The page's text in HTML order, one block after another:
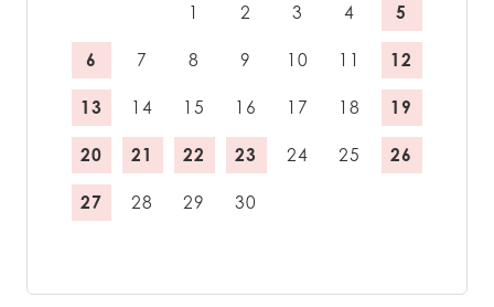
1 2 3 4 5
6 7 8 9 10 11 12
13 14 15 16 17 18 19
20 21 22 23 24 25 26
27 28 29 30